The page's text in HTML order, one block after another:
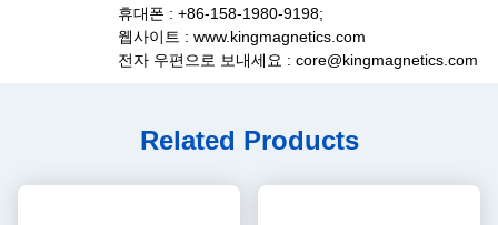
휴대폰 : +86-158-1980-9198;
웹사이트 : www.kingmagnetics.com
전자 우편으로 보내세요 : core@kingmagnetics.com
Related Products